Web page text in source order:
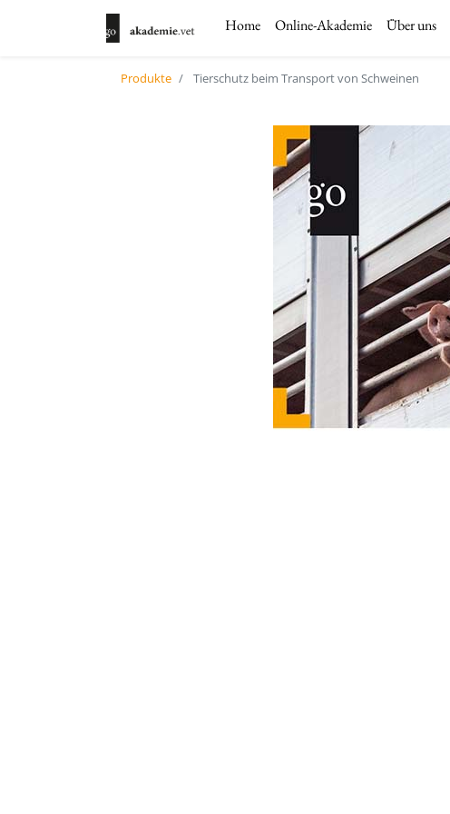
Home Online-Akademie Über uns
Produkte Tierschutz beim Transport von Schweinen